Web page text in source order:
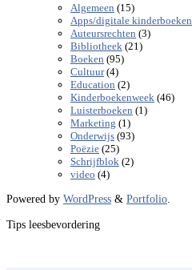
Algemeen (15)
Apps/digitale kinderboeken
Auteursrechten (3)
Bibliotheek (21)
Boeken (95)
Cultuur(4)
Education (2)
Kinderboekenweek (46)
Luisterboeken (1)
Marketing (1)
Onderwijs (93)
Poëzie (25)
Schrijfblok (2)
video (4)
Powered by WordPress & Portfolio.
Tips leesbevordering